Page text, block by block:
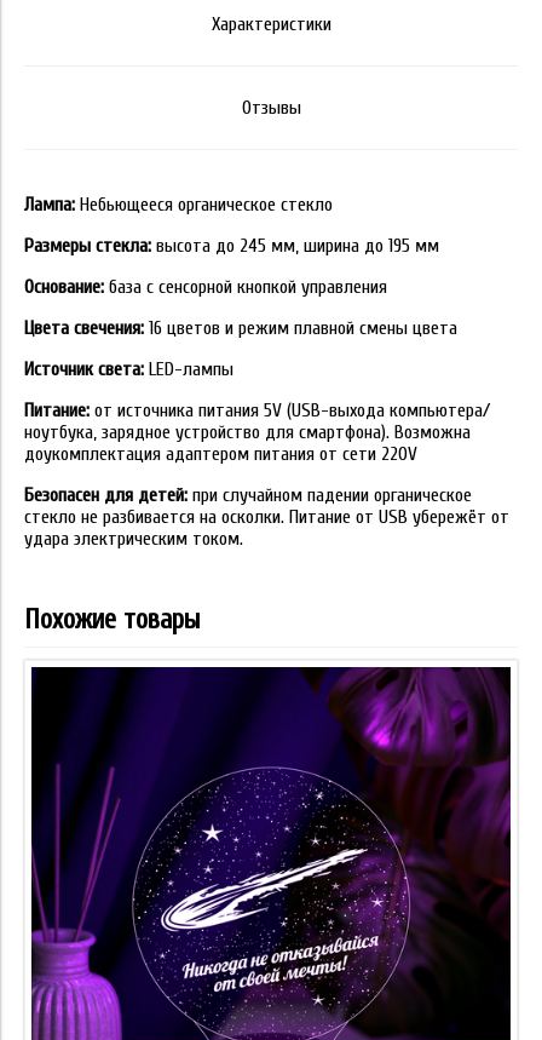
Характеристики
Отзывы
Лампа: Небьющееся органическое стекло
Размеры стекла: высота до 245 мм, ширина до 195 мм
Основание: база с сенсорной кнопкой управления
Цвета свечения: 16 цветов и режим плавной смены цвета
Источник света: LED-лампы
Питание: от источника питания 5V (USB-выхода компьютера/
ноутбука, зарядное устройство для смартфона). Возможна
доукомплектация адаптером питания от сети 220V
Безопасен для детей: при случайном падении органическое
стекло не разбивается на осколки. Питание от USB убережёт от
удара электрическим током.
Похожие товары